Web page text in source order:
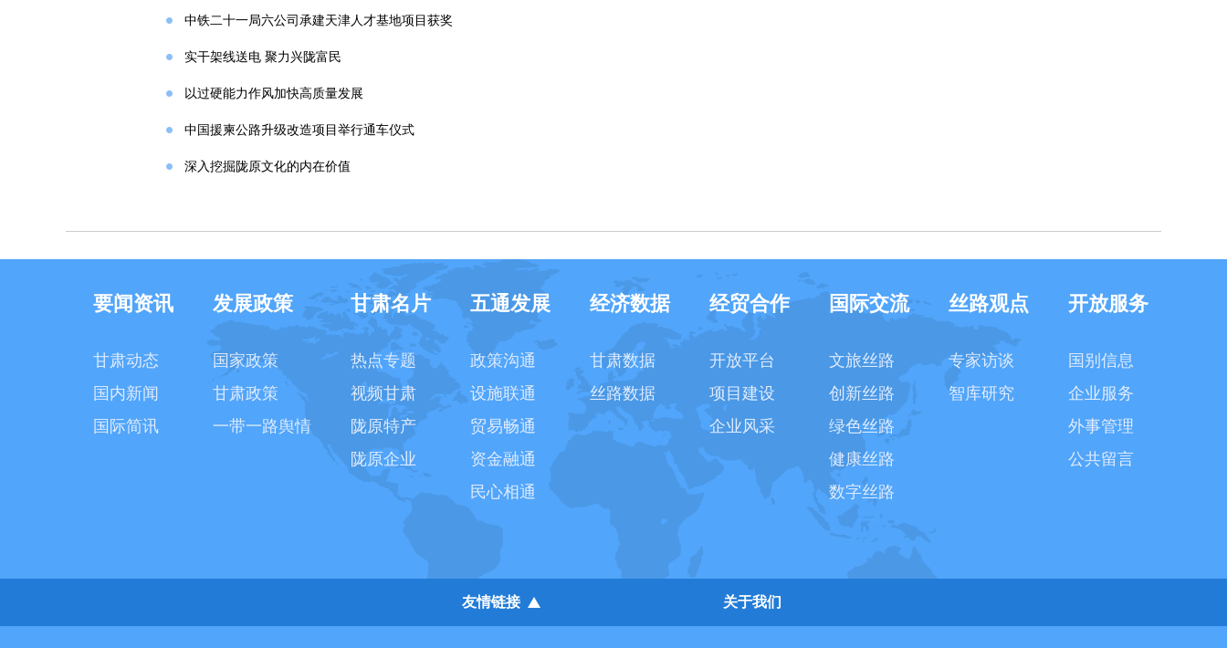
中铁二十一局六公司承建天津人才基地项目获奖
实干架线送电 聚力兴陇富民
以过硬能力作风加快高质量发展
中国援柬公路升级改造项目举行通车仪式
深入挖掘陇原文化的内在价值
要闻资讯
甘肃动态
国内新闻
国际简讯
发展政策
国家政策
甘肃政策
一带一路舆情
甘肃名片
热点专题
视频甘肃
陇原特产
陇原企业
五通发展
政策沟通
设施联通
贸易畅通
资金融通
民心相通
经济数据
甘肃数据
丝路数据
经贸合作
开放平台
项目建设
企业风采
国际交流
文旅丝路
创新丝路
绿色丝路
健康丝路
数字丝路
丝路观点
专家访谈
智库研究
开放服务
国别信息
企业服务
外事管理
公共留言
友情链接 关于我们